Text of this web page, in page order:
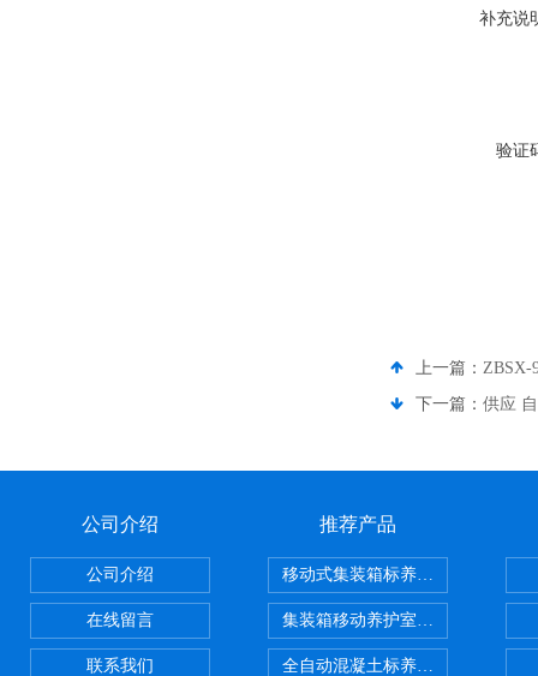
补充说
验证
上一篇： ZBSX-
下一篇： 供应
公司介绍
公司介绍
在线留言
联系我们
推荐产品
移动式集装箱标养室 养护室设备
集装箱移动养护室 标养室
全自动混凝土标养室恒温恒湿设备